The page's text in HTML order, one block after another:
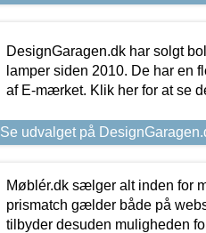
DesignGaragen.dk har solgt
lamper siden 2010. De har en
af E-mærket. Klik her for at se
Se udvalget på
Møblér.dk sælger alt inden for
prismatch gælder både på
tilbyder desuden muligheden